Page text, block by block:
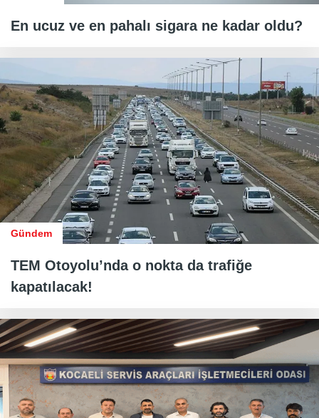
En ucuz ve en pahalı sigara ne kadar oldu?
Gündem
TEM Otoyolu’nda o nokta da trafiğe
kapatılacak!